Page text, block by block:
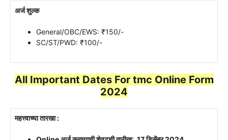
अर्ज शुल्क
General/OBC/EWS: ₹150/-
SC/ST/PWD: ₹100/-
All Important Dates For tmc Online Form
2024
महत्त्वाच्या तारखा :